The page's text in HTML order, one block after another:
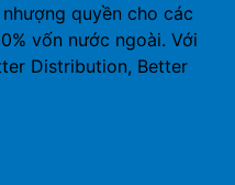
Phẩm...bên cạnh đó
quyền cho các
vốn nước ngoài. Với
Distribution, Better